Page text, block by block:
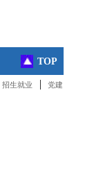
TOP
招生就业 | 党建